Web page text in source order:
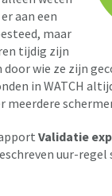
aan een
maar
tijdig zijn
door wie ze zijn
in WATCH
meerdere
Validatie
uur-regel